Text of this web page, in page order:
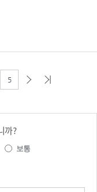
5
까?
보통